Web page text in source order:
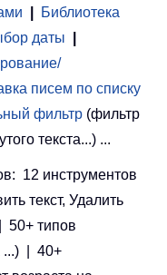
Библиотека
даты
писем по списку
фильтр (фильтр
текста...) ...
12 инструментов
текст, Удалить
50+ типов
...) | 40+